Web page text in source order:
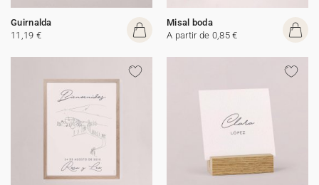
Guirnalda
11,19 €
Misal boda
A partir de 0,85 €